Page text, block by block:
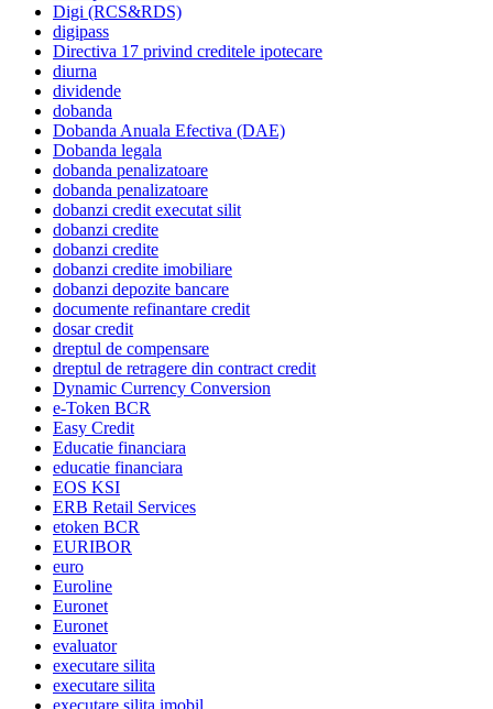
Digi (RCS&RDS)
digipass
Directiva 17 privind creditele ipotecare
diurna
dividende
dobanda
Dobanda Anuala Efectiva (DAE)
Dobanda legala
dobanda penalizatoare
dobanda penalizatoare
dobanzi credit executat silit
dobanzi credite
dobanzi credite
dobanzi credite imobiliare
dobanzi depozite bancare
documente refinantare credit
dosar credit
dreptul de compensare
dreptul de retragere din contract credit
Dynamic Currency Conversion
e-Token BCR
Easy Credit
Educatie financiara
educatie financiara
EOS KSI
ERB Retail Services
etoken BCR
EURIBOR
euro
Euroline
Euronet
Euronet
evaluator
executare silita
executare silita